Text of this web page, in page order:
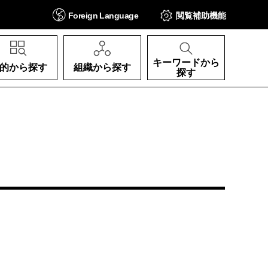
Foreign Language 閲覧補助機能
から探す 組織から探す
キーワードから
探す